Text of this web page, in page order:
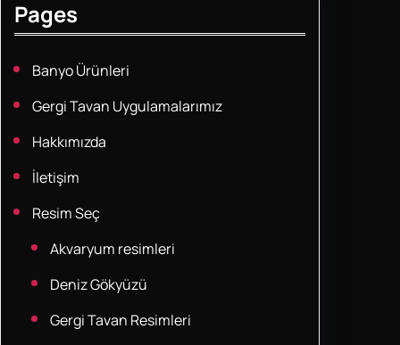
Pages
Banyo Ürünleri
Gergi Tavan Uygulamalarımız
Hakkımızda
İletişim
Resim Seç
Akvaryum resimleri
Deniz Gökyüzü
Gergi Tavan Resimleri